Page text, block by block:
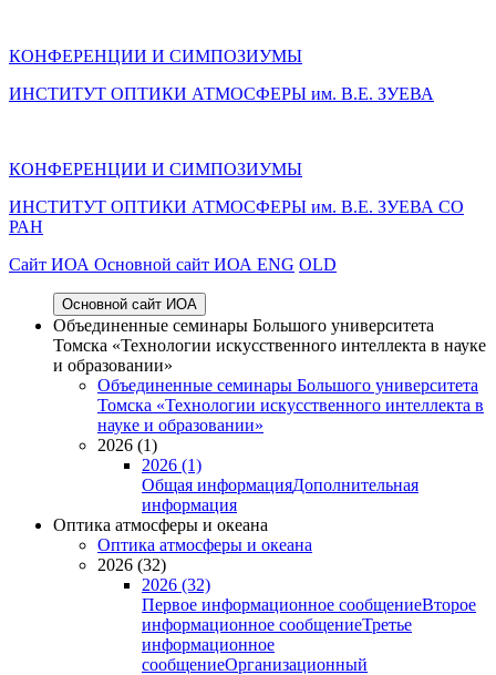
КОНФЕРЕНЦИИ И СИМПОЗИУМЫ
ИНСТИТУТ ОПТИКИ АТМОСФЕРЫ им. В.Е. ЗУЕВА
КОНФЕРЕНЦИИ И СИМПОЗИУМЫ
ИНСТИТУТ ОПТИКИ АТМОСФЕРЫ им. В.Е. ЗУЕВА СО
РАН
Cайт ИОА Основной сайт ИОА ENG OLD
Основной сайт ИОА
Объединенные семинары Большого университета
Томска «Технологии искусственного интеллекта в науке
и образовании»
Объединенные семинары Большого университета
Томска «Технологии искусственного интеллекта в
науке и образовании»
2026 (1)
2026 (1)
Общая информацияДополнительная
информация
Оптика атмосферы и океана
Оптика атмосферы и океана
2026 (32)
2026 (32)
Первое информационное сообщениеВторое
информационное сообщениеТретье
информационное
сообщениеОрганизационный